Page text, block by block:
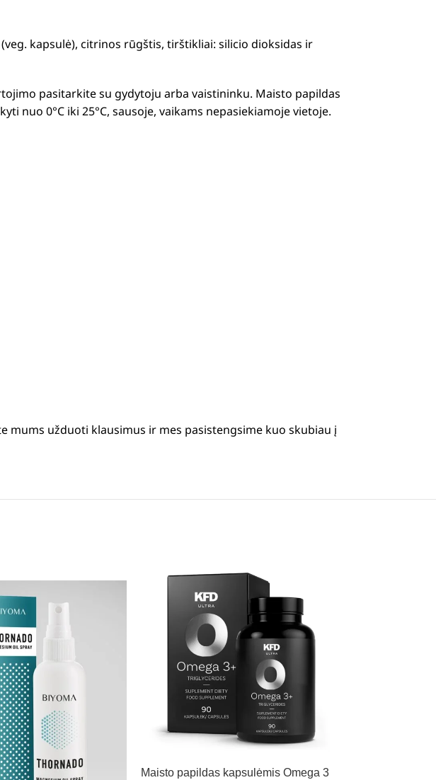
kapsulė), citrinos rūgštis, tirštikliai: silicio dioksidas ir
pasitarkite su gydytoju arba vaistininku. Maisto papildas
nuo 0°C iki 25°C, sausoje, vaikams nepasiekiamoje vietoje.
mums užduoti klausimus ir mes pasistengsime kuo skubiau į
Maisto papildas kapsulėmis Omega 3